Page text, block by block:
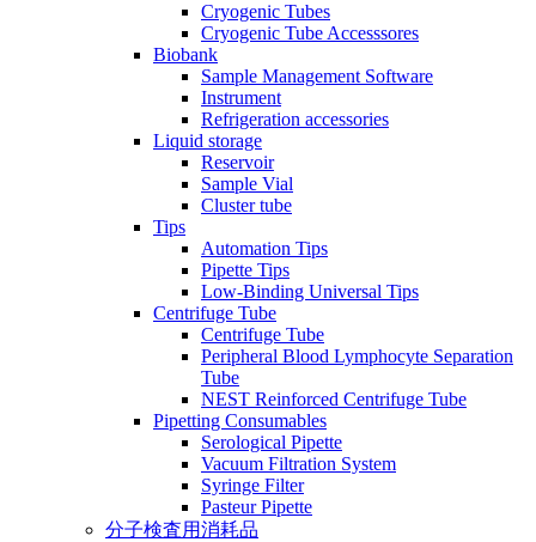
Cryogenic Tubes
Cryogenic Tube Accesssores
Biobank
Sample Management Software
Instrument
Refrigeration accessories
Liquid storage
Reservoir
Sample Vial
Cluster tube
Tips
Automation Tips
Pipette Tips
Low-Binding Universal Tips
Centrifuge Tube
Centrifuge Tube
Peripheral Blood Lymphocyte Separation
Tube
NEST Reinforced Centrifuge Tube
Pipetting Consumables
Serological Pipette
Vacuum Filtration System
Syringe Filter
Pasteur Pipette
分子検査用消耗品